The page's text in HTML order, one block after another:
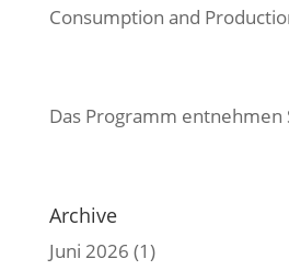
Consumption and
Das Programm entnehmen
Archive
Juni 2026 (1)